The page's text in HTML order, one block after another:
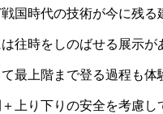
国時代の技術が今に残る
往時をしのばせる展示が
最上階まで登る過程も体
上り下りの安全を考慮し